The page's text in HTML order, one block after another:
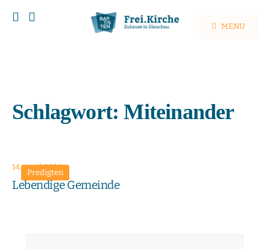
MENU
Schlagwort:Miteinander
Predigten
14. April 2024
Lebendige Gemeinde